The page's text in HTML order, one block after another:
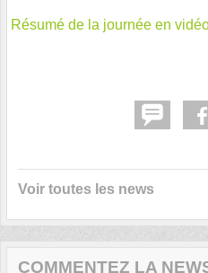
Résumé de la journée en
Voir toutes les news
COMMENTEZ LA